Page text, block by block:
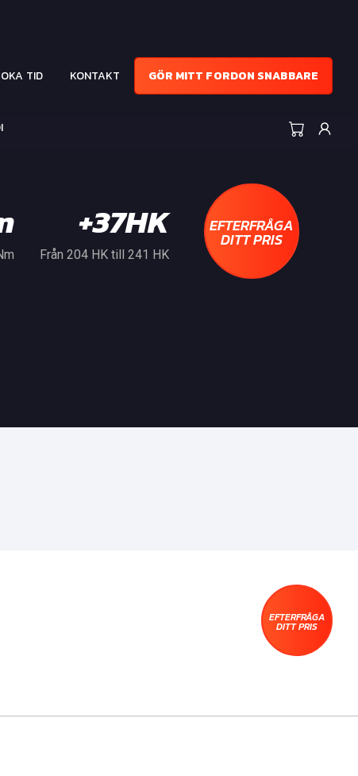
TID KONTAKT GÖR MITT FORDON SNABBARE
+37HK
Från 204 HK till 241 HK
EFTERFRÅGA
DITT PRIS
EFTERFRÅGA
DITT PRIS